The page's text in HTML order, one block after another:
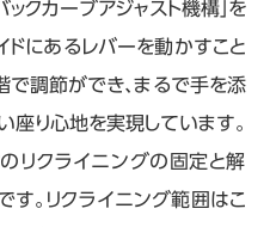
クカーブアジャスト機構」を
ドにあるレバーを動かすこと
調節ができ、まるで手を添
座り心地を実現しています。
リクライニングの固定と解
す。リクライニング範囲はこ